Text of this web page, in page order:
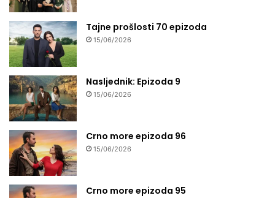
Tajne prošlosti 70 epizoda
15/06/2026
Nasljednik: Epizoda 9
15/06/2026
Crno more epizoda 96
15/06/2026
Crno more epizoda 95